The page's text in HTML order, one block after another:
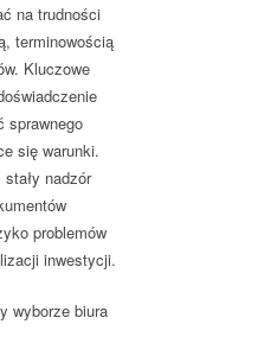
na trudności
terminowością
Kluczowe
sprawnego
się warunki.
nadzór
problemów
inwestycji.
wyborze biura